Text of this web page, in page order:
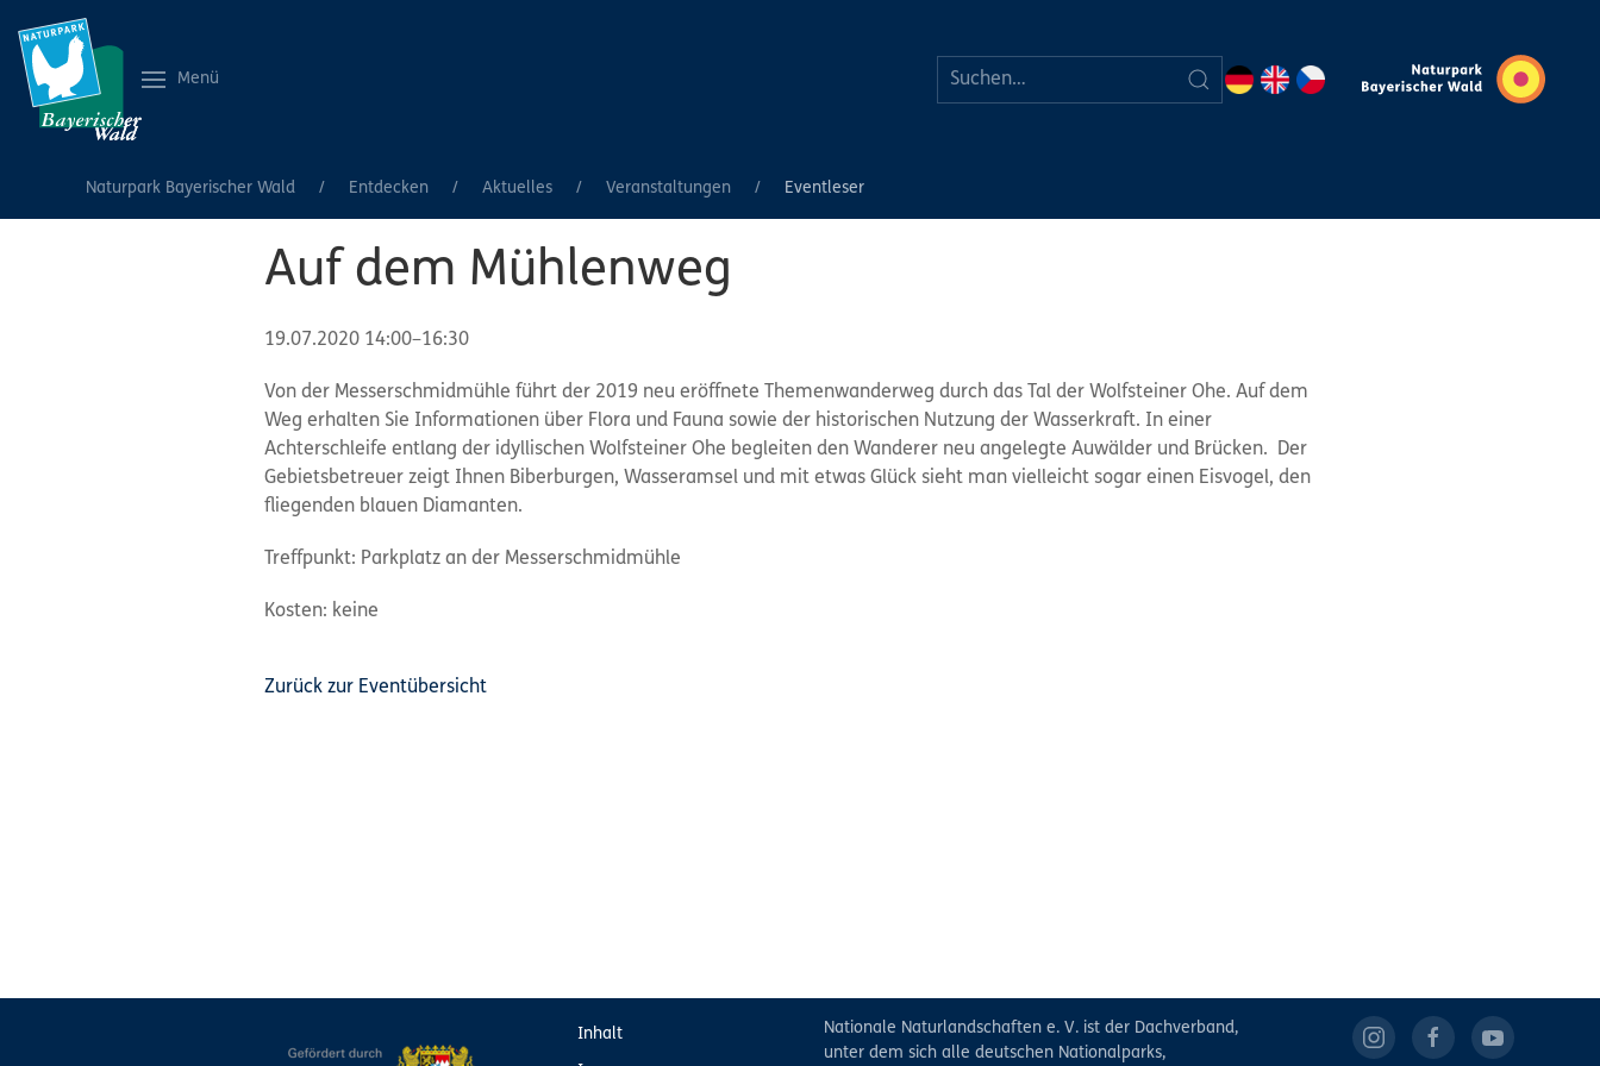
Menü
Naturpark Bayerischer Wald Entdecken Aktuelles Veranstaltungen Eventleser
Auf dem Mühlenweg
19.07.2020 14:00–16:30
Von der Messerschmidmühle führt der 2019 neu eröffnete Themenwanderweg durch das Tal der Wolfsteiner Ohe. Auf dem
Weg erhalten Sie Informationen über Flora und Fauna sowie der historischen Nutzung der Wasserkraft. In einer
Achterschleife entlang der idyllischen Wolfsteiner Ohe begleiten den Wanderer neu angelegte Auwälder und Brücken. Der
Gebietsbetreuer zeigt Ihnen Biberburgen, Wasseramsel und mit etwas Glück sieht man vielleicht sogar einen Eisvogel, den
fliegenden blauen Diamanten.
Treffpunkt: Parkplatz an der Messerschmidmühle
Kosten: keine
Zurück zur Eventübersicht
Inhalt
Nationale Naturlandschaften e. V. ist der Dachverband,
unter dem sich alle deutschen Nationalparks,